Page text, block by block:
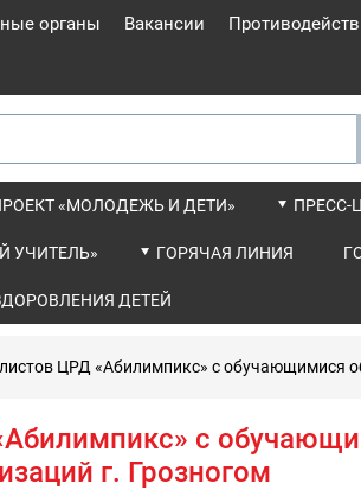
органы Вакансии
«МОЛОДЕЖЬ И ДЕТИ» ПРЕСС-
УЧИТЕЛЬ» ГОРЯЧАЯ ЛИНИЯ
ДЕТЕЙ
ЦРД «Абилимпикс» с обучающимися
с
г. Грозногом